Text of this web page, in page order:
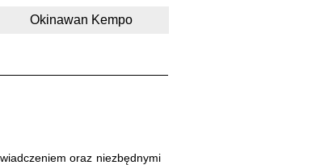
Okinawan Kempo
oraz niezbędnymi